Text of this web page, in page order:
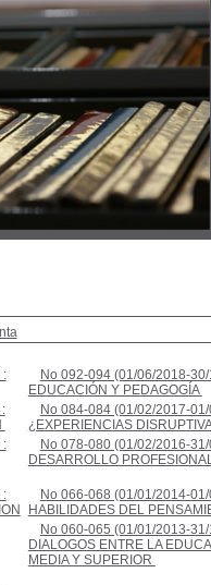
:
No 092-094 (01/06/2018-
EDUCACIÓN Y PEDAGOGÍA
No 084-084 (01/02/2017-
¿EXPERIENCIAS
:
No 078-080 (01/02/2016-
DESARROLLO
:
No 066-068 (01/01/2014-
HABILIDADES DEL
No 060-065 (01/01/2013-
DIALOGOS ENTRE LA
MEDIA Y SUPERIOR